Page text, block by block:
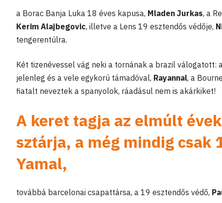
a Borac Banja Luka 18 éves kapusa, Mladen Jurkas, a
Kerim Alajbegovic, illetve a Lens 19 esztendős védője,
tengerentúlra.
Két tizenévessel vág neki a tornának a brazil válogatott:
jelenleg és a vele egykorú támadóval, Rayannal, a
fiatalt neveztek a spanyolok, ráadásul nem is akárkiket!
A keret tagja az elmúlt
sztárja, a még mindig csak
Yamal,
továbbá barcelonai csapattársa, a 19 esztendős védő,